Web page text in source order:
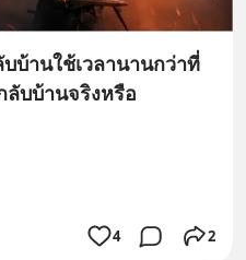
บ้านใช้เวลานานกว่าที่
ลับบ้านจริงหรือ
4 2